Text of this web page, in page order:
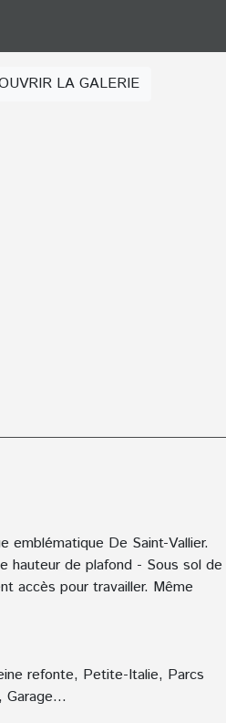
LA GALERIE
emblématique De Saint-Vallier.
hauteur de plafond - Sous sol de
accès pour travailler. Même
refonte, Petite-Italie, Parcs
Garage...